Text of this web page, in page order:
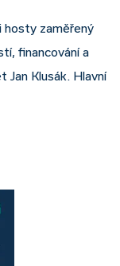
hosty zaměřený
financování a
Jan Klusák. Hlavní